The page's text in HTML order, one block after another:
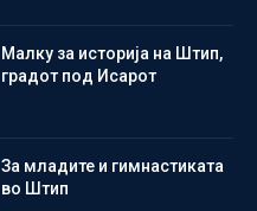
Малку за историја на Штип,
градот под Исарот
Зa младите и гимнастиката
во Штип